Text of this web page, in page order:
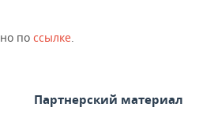
по ссылке.
Партнерский материал